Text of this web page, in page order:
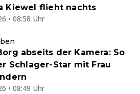
Kiewel flieht nachts
• 08:58 Uhr
abseits der Kamera: So
Schlager-Star mit Frau
• 08:49 Uhr